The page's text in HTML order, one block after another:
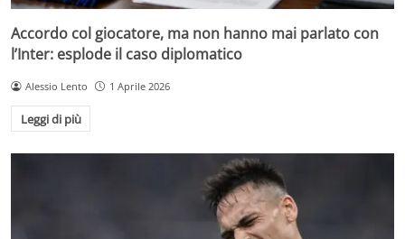
Accordo col giocatore, ma non hanno mai parlato con
l’Inter: esplode il caso diplomatico
Alessio Lento 1 Aprile 2026
Leggi di più